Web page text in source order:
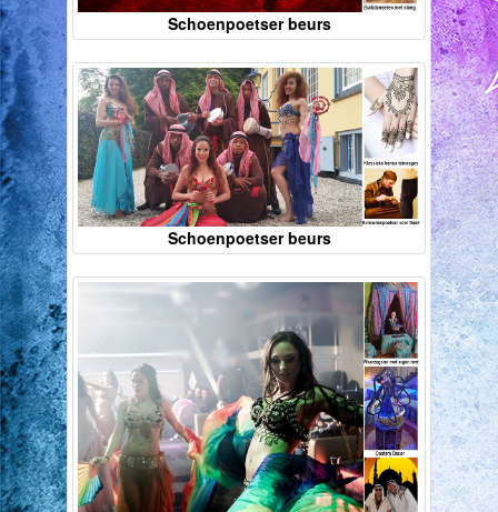
Schoenpoetser beurs
Schoenpoetser beurs